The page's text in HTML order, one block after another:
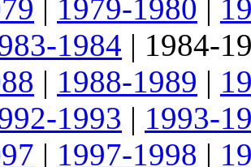
| 1979-1980 |
1984 | 1984-
| 1988-1989 |
1993 | 1993-
| 1997-1998 |